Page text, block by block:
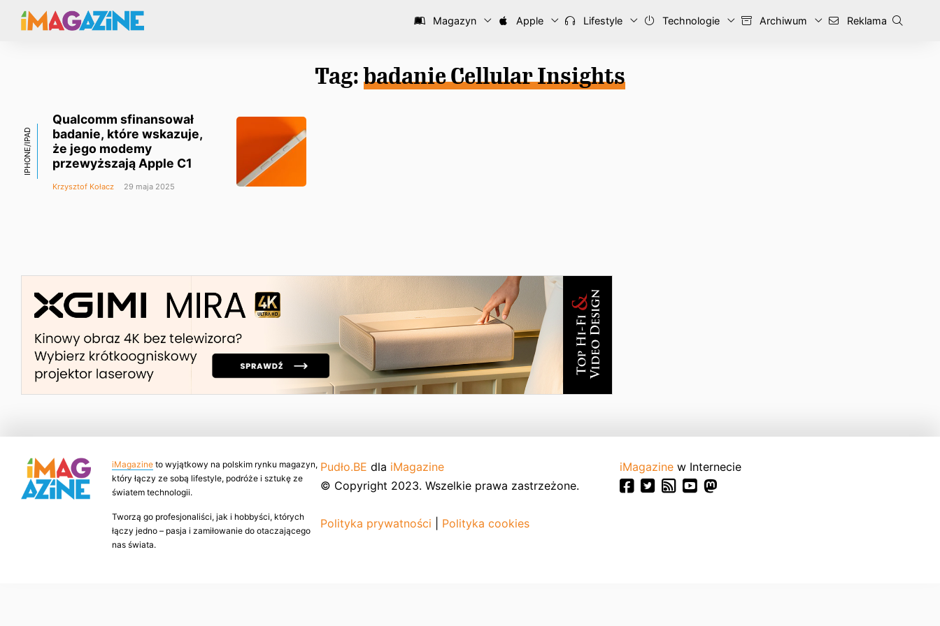
Magazyn Apple Lifestyle Technologie Archiwum Reklama
Tag:badanie Cellular Insights
IPHONE/IPAD
Qualcomm sfinansował
badanie, które wskazuje,
że jego modemy
przewyższają Apple C1
Krzysztof Kołacz 29 maja 2025
iMagazine to wyjątkowy na polskim rynku magazyn,
który łączy ze sobą lifestyle, podróże i sztukę ze
światem technologii.
Tworzą go profesjonaliści, jak i hobbyści, których
łączy jedno – pasja i zamiłowanie do otaczającego
nas świata.
Pudło.BE dla iMagazine
© Copyright 2023. Wszelkie prawa zastrzeżone.
Polityka prywatności Polityka cookies
iMagazine w Internecie